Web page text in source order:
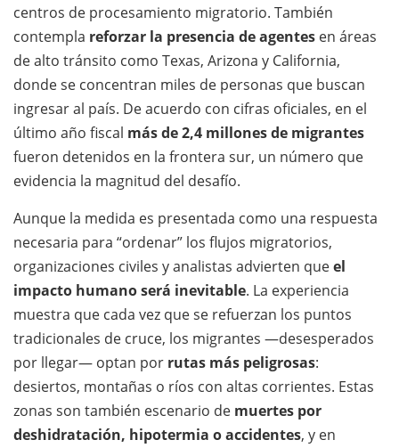
centros de procesamiento migratorio. También
contempla reforzar la presencia de agentes en áreas
de alto tránsito como Texas, Arizona y California,
donde se concentran miles de personas que buscan
ingresar al país. De acuerdo con cifras oficiales, en el
último año fiscal más de 2,4 millones de migrantes
fueron detenidos en la frontera sur, un número que
evidencia la magnitud del desafío.
Aunque la medida es presentada como una respuesta
necesaria para “ordenar” los flujos migratorios,
organizaciones civiles y analistas advierten queel
impacto humano será inevitable. La experiencia
muestra que cada vez que se refuerzan los puntos
tradicionales de cruce, los migrantes —desesperados
por llegar— optan por rutas más peligrosas:
desiertos, montañas o ríos con altas corrientes. Estas
zonas son también escenario de muertes por
deshidratación, hipotermia o accidentes, y en